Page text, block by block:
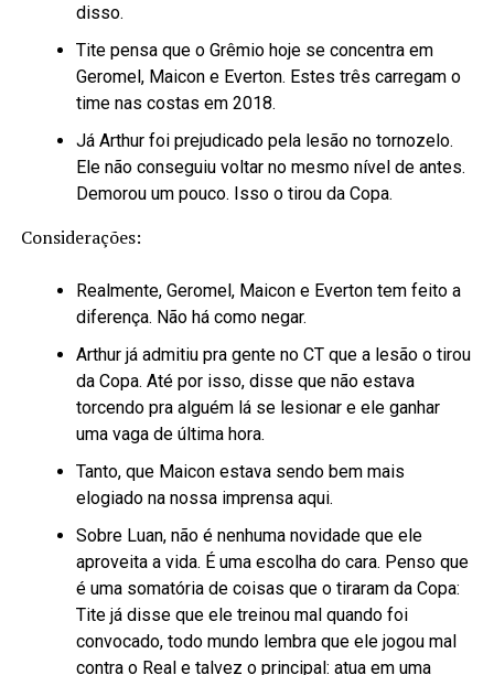
disso.
Tite pensa que o Grêmio hoje se concentra em
Geromel, Maicon e Everton. Estes três carregam o
time nas costas em 2018.
Já Arthur foi prejudicado pela lesão no tornozelo.
Ele não conseguiu voltar no mesmo nível de antes.
Demorou um pouco. Isso o tirou da Copa.
Considerações:
Realmente, Geromel, Maicon e Everton tem feito a
diferença. Não há como negar.
Arthur já admitiu pra gente no CT que a lesão o tirou
da Copa. Até por isso, disse que não estava
torcendo pra alguém lá se lesionar e ele ganhar
uma vaga de última hora.
Tanto, que Maicon estava sendo bem mais
elogiado na nossa imprensa aqui.
Sobre Luan, não é nenhuma novidade que ele
aproveita a vida. É uma escolha do cara. Penso que
é uma somatória de coisas que o tiraram da Copa:
Tite já disse que ele treinou mal quando foi
convocado, todo mundo lembra que ele jogou mal
contra o Real e talvez o principal: atua em uma